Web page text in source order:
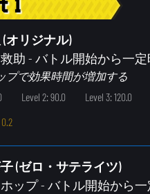
オリジナル)
助 - バトル開始から一
プで効果時間が増加する
Level 2: 90.0 Level 3: 120.0
(ゼロ・サテライツ)
ップ- バトル開始から